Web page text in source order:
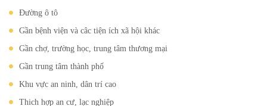
Đường ô tô
Gần bệnh viện và câc tiện ích xã hội khác
Gần chợ, trường học, trung tâm thương mại
Gần trung tâm thành phố
Khu vực an ninh, dân trí cao
Thich hợp an cư, lạc nghiệp